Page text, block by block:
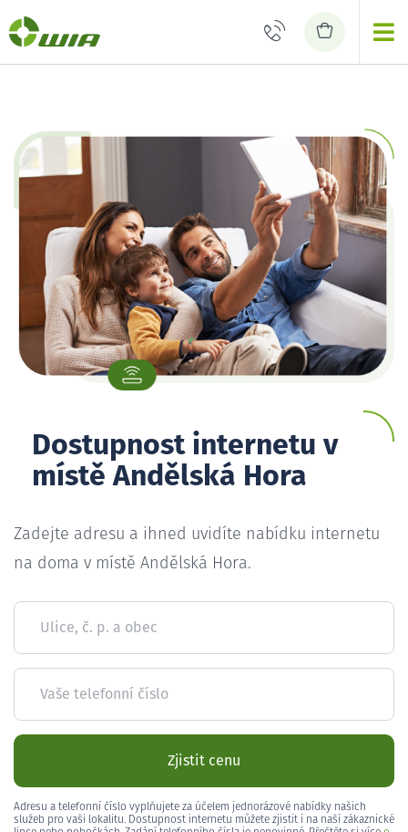
Dostupnost internetu v
místě Andělská Hora
Zadejte adresu a ihned uvidíte nabídku internetu
na doma v místě Andělská Hora.
Ulice, č. p. a obec
Vaše telefonní číslo
Zjistit cenu
Adresu a telefonní číslo vyplňujete za účelem jednorázové nabídky našich
služeb pro vaši lokalitu. Dostupnost internetu můžete zjistit i na naší zákaznické